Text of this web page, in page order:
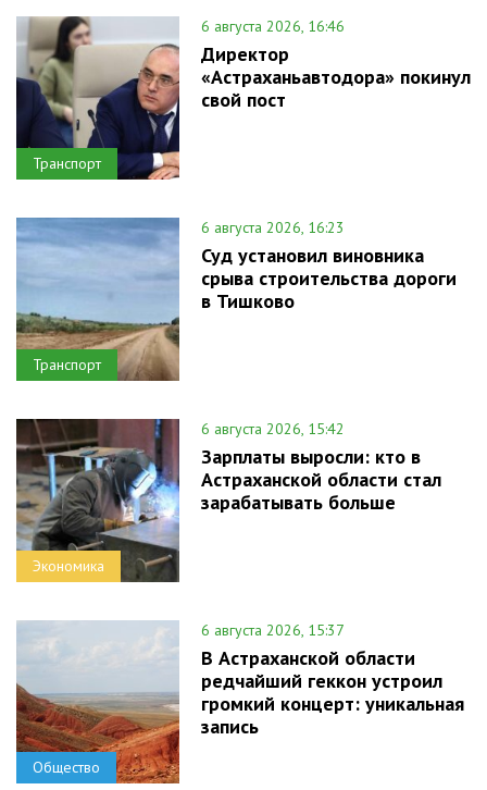
Транспорт
6 августа 2026, 16:46
Директор
«Астраханьавтодора» покинул
свой пост
Транспорт
6 августа 2026, 16:23
Суд установил виновника
срыва строительства дороги
в Тишково
Экономика
6 августа 2026, 15:42
Зарплаты выросли: кто в
Астраханской области стал
зарабатывать больше
Общество
6 августа 2026, 15:37
В Астраханской области
редчайший геккон устроил
громкий концерт: уникальная
запись